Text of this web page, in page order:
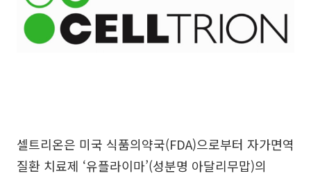
셀트리온은 미국 식품의약국(FDA)으로부터 자가면역
질환 치료제 ‘유플라이마’(성분명 아달리무맙)의